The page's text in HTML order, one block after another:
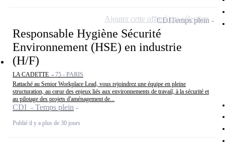
Responsable Hygiène Sécurité
Environnement (HSE) en industrie
(H/F)
LA CADETTE - 75 - PARIS
Rattaché au Senior Workplace Lead, vous rejoindrez une équipe en pleine
structuration, au cœur des enjeux liés aux environnements de travail, à la sécurité et
au pilotage des projets d'aménagement de...
CDI - Temps plein
Publié il y a plus de 30 jours
CDITemps plein
Ajouter cette offre à ma sélection